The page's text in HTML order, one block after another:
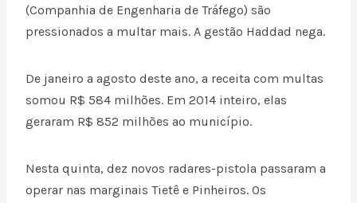
(Companhia de Engenharia de Tráfego) são
pressionados a multar mais. A gestão Haddad nega.
De janeiro a agosto deste ano, a receita com multas
somou R$ 584 milhões. Em 2014 inteiro, elas
geraram R$ 852 milhões ao município.
Nesta quinta, dez novos radares-pistola passaram a
operar nas marginais Tietê e Pinheiros. Os